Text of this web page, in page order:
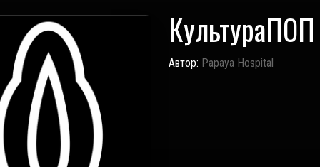
КультураПОП
Автор: Papaya Hospital